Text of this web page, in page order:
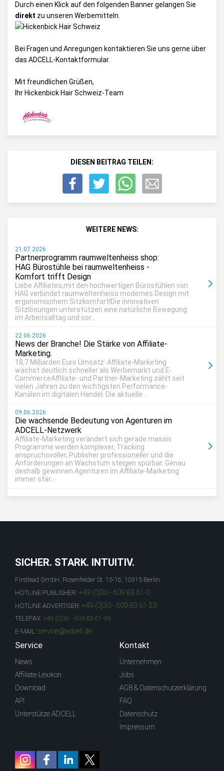
Durch einen Klick auf den folgenden Banner gelangen Sie
direkt zu unseren Werbemitteln.
Bei Fragen und Anregungen kontaktieren Sie uns gerne über
das ADCELL-Kontaktformular.
Mit freundlichen Grüßen,
Ihr Hickenbick Hair Schweiz-Team
DIESEN BEITRAG TEILEN:
WEITERE NEWS:
21.07.2026
Partnerprogramm raumweltenheiss shop:
HAG Bürostühle bei raumweltenheiss -
Komfort trifft Design
Liebe Affiliates,mit den hochwertigen Bürostühlen von
HAG verbindet raumweltenheiss modernes Design mit
ergonomischem Sitzkomfort!Die innovativen
Sitzlösungen unterstützen eine natürliche Bewegung
im Arbeitsalltag und sor...
22.06.2026
News der Branche! Die Stärke von Affiliate-
Marketing.
18,7 Milliarden Euro Umsatz: Affiliate-Marketing
wächst deutlich schneller als Werbemarkt und E-
CommerceAffiliate- und Partner-Marketing zählt seit
vielen Jahren zu den wichtigsten Performance-
Kanälen im digitalen Handel. Die aktuelle ...
09.06.2026
Die wachsende Bedeutung von Agenturen im
ADCELL-Netzwerk
Affiliate-Marketing verändert sich gerade massiv.
Programme werden komplexer, Tracking
anspruchsvoller, Publisher professioneller und die
Anforderungen an Wachstum steigen spürbar. Genau
deshalb gewinnen Agenturen im Affiliate-Marketing
immer stär...
SICHER. STARK. INTUITIV.
Firstlead GmbH, Rosenfelder St. 15-16, 10315 Berlin
HOTLINE PUBLISHER: +49 (0)30 - 609 83 61-0
HOTLINE ADVERTISER: +49 (0)30 - 609 83 61-23
TELEFAX: +49 (0)30 - 609 83 61-99
E-MAIL: service@adcell.de
Service
News
Affiliate-Lexikon
Download
API
Unterstütze ADCELL
Kontakt
Unternehmen
Jobs
AGB & Datenschutzerklärung
FAQ
Datenschutz
Impressum